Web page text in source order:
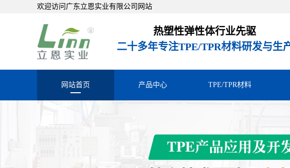
欢迎访问广东立恩实业有限公司网站
热塑性弹性体行业先驱
二十多年专注TPE/TPR材料研发与生
网站首页 产品中心 TPE/TPR材料